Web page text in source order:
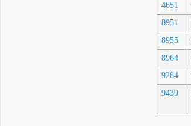
4651
8951
8955
8964
9284
9439